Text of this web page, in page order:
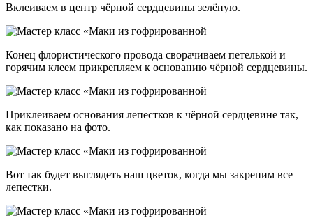
Вклеиваем в центр чёрной сердцевины зелёную.
Конец флористического провода сворачиваем петелькой и
горячим клеем прикрепляем к основанию чёрной сердцевины.
Приклеиваем основания лепестков к чёрной сердцевине так,
как показано на фото.
Вот так будет выглядеть наш цветок, когда мы закрепим все
лепестки.